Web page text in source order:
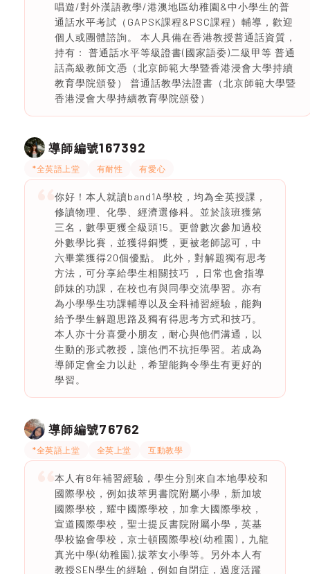
唱遊/對外漢語教學/港澳地區幼稚園&中小學生的普
通話水平考試（GAPSK課程&PSC課程）輔導，歡迎
個人或團體諮詢。 本人具備在香港教授普通話資質，
持有： 普通話水平等級證書(國家語委)二級甲等 普通
話高級教師文憑（北京師範大學暨香港浸會大學持續
教育學院頒發） 普通話教學法證書（北京師範大學暨
香港浸會大學持續教育學院頒發）
導師編號167392
*全英語上堂 有耐性 有愛心
你好！本人就讀band1A學校，均為全英授課，
修讀物理、化學、經濟選修科。並於該班獲第
三名，數學更獲全級頭15。更曾數次參加過校
外數學比賽，並獲得銅獎，更被老師認可，中
六畢業獲得20個優點。 此外，對解題獨有思考
方法，可分享給學生相關技巧 ，日常也會指導
師妹的功課，在校也有與同學交流學習。亦有
為小學學生功課輔導以及全科補習經驗，能夠
給予學生解題思路及獨有得思考方式和技巧。
本人亦十分喜愛小朋友，耐心與他們溝通，以
生動的形式教授，讓他們不抗拒學習。若成為
導師定會全力以赴，希望能夠令學生有更好的
學習。
導師編號76762
*全英語上堂 全英上堂 互動教學
本人有8年補習經驗，學生分別來自本地學校和
國際學校，例如拔萃男書院附屬小學，新加坡
國際學校，耀中國際學校，加拿大國際學校，
宣道國際學校，聖士提反書院附屬小學，英基
學校協會學校，京士頓國際學校(幼稚園)，九龍
真光中學(幼稚園),拔萃女小學等。另外本人有
教授SEN學生的經驗，例如自閉症，過度活躍